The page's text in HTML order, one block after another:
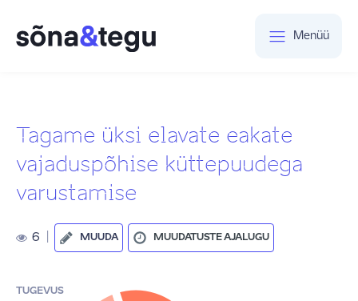
Menüü
Tagame üksi elavate eakate
vajaduspõhise küttepuudega
varustamise
6 MUUDA MUUDATUSTE AJALUGU
TUGEVUS